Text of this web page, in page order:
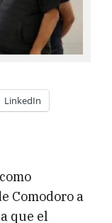
LinkedIn
Comodoro a
que el